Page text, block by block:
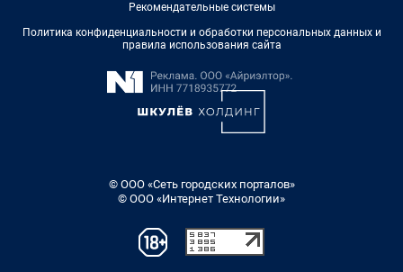
Рекомендательные системы
Политика конфиденциальности и обработки персональных данных и
правила использования сайта
© ООО «Сеть городских порталов»
© ООО «Интернет Технологии»